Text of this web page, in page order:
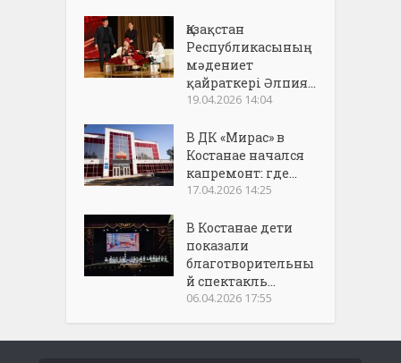
Қазақстан
Республикасының
мәдениет
қайраткері Әлпия...
19.04.2026 14:04
В ДК «Мирас» в
Костанае начался
капремонт: где...
17.04.2026 14:25
В Костанае дети
показали
благотворительны
й спектакль...
06.04.2026 17:55